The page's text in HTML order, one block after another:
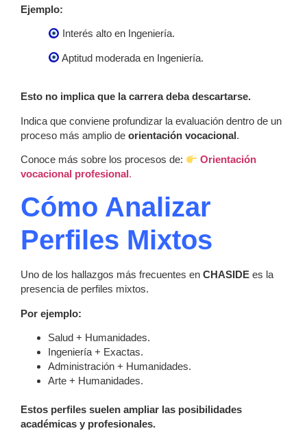
Ejemplo:
Interés alto en Ingeniería.
Aptitud moderada en Ingeniería.
Esto no implica que la carrera deba descartarse.
Indica que conviene profundizar la evaluación dentro de un
proceso más amplio de orientación vocacional.
Conoce más sobre los procesos de:
Orientación
vocacional profesional.
Cómo Analizar
Perfiles Mixtos
Uno de los hallazgos más frecuentes en CHASIDE es la
presencia de perfiles mixtos.
Por ejemplo:
Salud + Humanidades.
Ingeniería + Exactas.
Administración + Humanidades.
Arte + Humanidades.
Estos perfiles suelen ampliar las posibilidades
académicas y profesionales.